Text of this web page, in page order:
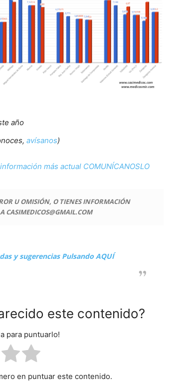
año
avísanos)
más actual COMUNÍCANOSLO
U OMISIÓN, O TIENES INFORMACIÓN
CASIMEDICOS@GMAIL.COM
y sugerencias Pulsando AQUÍ
este contenido?
para puntuarlo!
en puntuar este contenido.